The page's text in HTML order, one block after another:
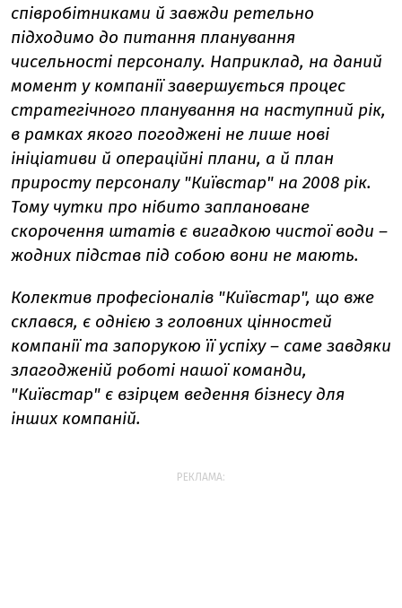
співробітниками й завжди ретельно
підходимо до питання планування
чисельності персоналу. Наприклад, на даний
момент у компанії завершується процес
стратегічного планування на наступний рік,
в рамках якого погоджені не лише нові
ініціативи й операційні плани, а й план
приросту персоналу "Київстар" на 2008 рік.
Тому чутки про нібито заплановане
скорочення штатів є вигадкою чистої води –
жодних підстав під собою вони не мають.
Колектив професіоналів "Київстар", що вже
склався, є однією з головних цінностей
компанії та запорукою її успіху – саме завдяки
злагодженій роботі нашої команди,
"Київстар" є взірцем ведення бізнесу для
інших компаній.
РЕКЛАМА: